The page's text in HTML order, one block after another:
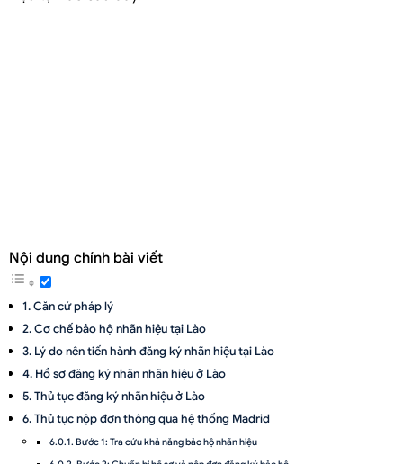
Nội dung chính bài viết
Căn cứ pháp lý
Cơ chế bảo hộ nhãn hiệu tại Lào
Lý do nên tiến hành đăng ký nhãn hiệu tại Lào
Hồ sơ đăng ký nhãn nhãn hiệu ở Lào
Thủ tục đăng ký nhãn hiệu ở Lào
Thủ tục nộp đơn thông qua hệ thống Madrid
Bước 1: Tra cứu khả năng bảo hộ nhãn hiệu